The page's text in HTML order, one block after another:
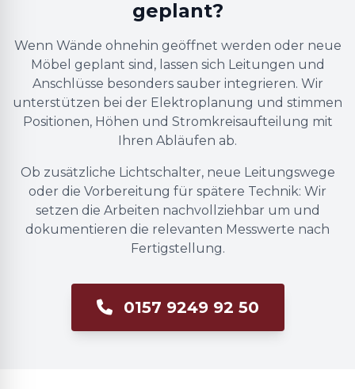
geplant?
Wenn Wände ohnehin geöffnet werden oder neue
Möbel geplant sind, lassen sich Leitungen und
Anschlüsse besonders sauber integrieren. Wir
unterstützen bei der Elektroplanung und stimmen
Positionen, Höhen und Stromkreisaufteilung mit
Ihren Abläufen ab.
Ob zusätzliche Lichtschalter, neue Leitungswege
oder die Vorbereitung für spätere Technik: Wir
setzen die Arbeiten nachvollziehbar um und
dokumentieren die relevanten Messwerte nach
Fertigstellung.
0157 9249 92 50